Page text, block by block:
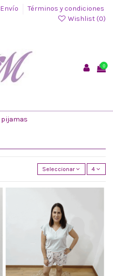
Envío
Términos y condiciones
Wishlist (0)
0
pijamas
Seleccionar 4